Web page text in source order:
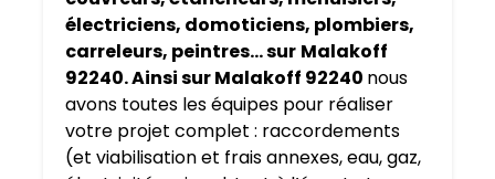
électriciens, domoticiens, plombiers,
carreleurs, peintres… sur Malakoff
92240. Ainsi sur Malakoff 92240 nous
avons toutes les équipes pour réaliser
votre projet complet : raccordements
(et viabilisation et frais annexes, eau, gaz,